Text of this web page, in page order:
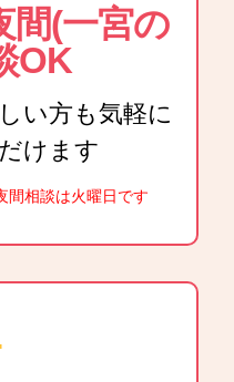
間(一宮の
OK
い方も気軽に
けます
間相談は火曜日です